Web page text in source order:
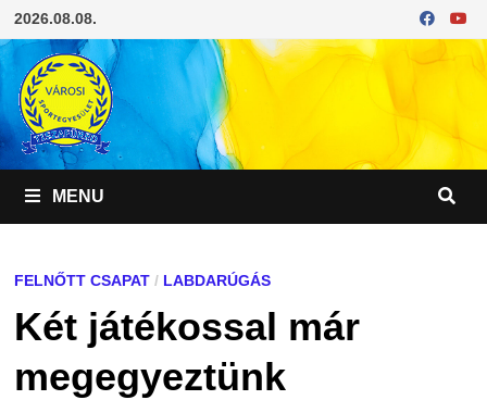
Skip
to
content
2026.08.08.
MENU
FELNŐTT CSAPAT/ LABDARÚGÁS
Két játékossal már
megegyeztünk